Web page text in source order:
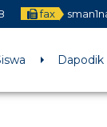
fax
Dapodik